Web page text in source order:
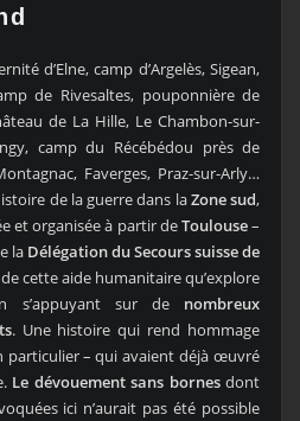
d’Elne, camp d’Argelès, Sigean,
de Rivesaltes, pouponnière de
de La Hille, Le Chambon-sur-
camp du Récébédou près de
Faverges, Praz-sur-Arly…
de la guerre dans laZone sud,
et organisée à partir deToulouse–
la Délégation du Secours suisse de
de cette aide humanitaire qu’explore
s’appuyant sur de nombreux
. Une histoire qui rend hommage
particulier – qui avaient déjà œuvré
Le dévouement sans bornesdont
ici n’aurait pas été possible